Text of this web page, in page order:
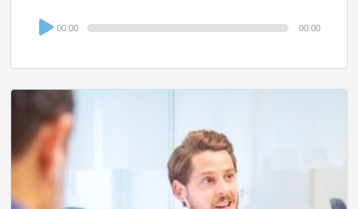
Audio
Player
00:00 00:00